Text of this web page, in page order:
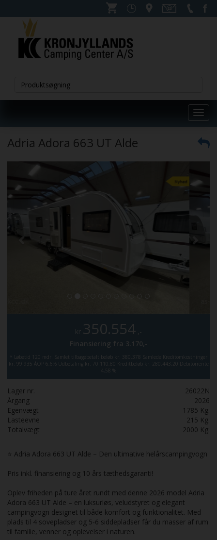
Adria Adora 663 UT Alde
kr 350.554 ,-
Finansiering fra 3.170,-
* Løbetid 120 mdr. Samlet tilbagebetalt beløb kr. 380.378
Samlede Kreditomkostninger
kr. 99.935 ÅOP 6,6% Udbetaling kr. 70.110,80 Kreditbeløb kr. 280.443,20
Debitorrente
4,58 %
Lager nr.
26022N
Årgang
2026
Egenvægt
1785 Kg.
Lasteevne
215 Kg.
Totalvægt
2000 Kg.
⭐ Adria Adora 663 UT Alde – Den ultimative helårscampingvogn
Pris inkl. finansiering og 10 års tæthedsgaranti!
Oplev friheden på ture året rundt med denne 2026 model Adria
Adora 663 UT Alde – en luksuriøs, veludstyret og elegant
campingvogn designet til både komfort og funktionalitet. Med
plads til 4 sovepladser og 5‑6 siddepladser får du masser af rum
til familie, venner og oplevelser i naturen.